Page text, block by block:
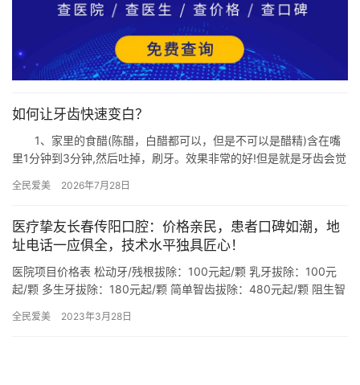
如何让牙齿快速变白？
1、家里的食醋(陈醋，白醋都可以，但是不可以是醋精)含在嘴
里1分钟到3分钟,然后吐掉，刷牙。效果非常的好!但是就是牙齿会觉
全民爱美 2026年7月28日
医疗挚友长春传阳口腔：价格亲民，患者口碑如潮，地
址电话一应俱全，技术水平独具匠心！
医院项目价格表 松动牙/残根拔除：100元起/颗 乳牙拔除：100元
起/颗 多生牙拔除：180元起/颗 简单智齿拔除：480元起/颗 阻生智
全民爱美 2023年3月28日